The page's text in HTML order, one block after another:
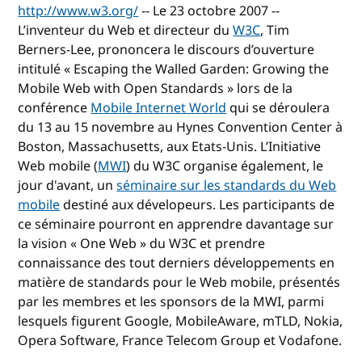
http://www.w3.org/-- Le 23 octobre 2007 --
L’inventeur du Web et directeur duW3C, Tim
Berners-Lee, prononcera le discours d’ouverture
intitulé « Escaping the Walled Garden: Growing the
Mobile Web with Open Standards » lors de la
conférenceMobile Internet Worldqui se déroulera
du 13 au 15 novembre au Hynes Convention Center à
Boston, Massachusetts, aux Etats-Unis. L’Initiative
Web mobile (MWI) du W3C organise également, le
jour d'avant, unséminaire sur les standards du Web
mobiledestiné aux dévelopeurs. Les participants de
ce séminaire pourront en apprendre davantage sur
la vision « One Web » du W3C et prendre
connaissance des tout derniers développements en
matière de standards pour le Web mobile, présentés
par les membres et les sponsors de la MWI, parmi
lesquels figurent Google, MobileAware, mTLD, Nokia,
Opera Software, France Telecom Group et Vodafone.